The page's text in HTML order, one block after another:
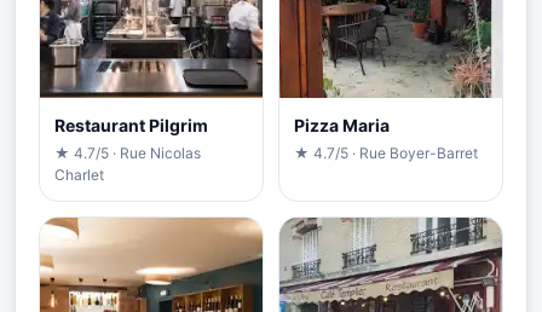
Restaurant Pilgrim
★ 4.7/5 · Rue Nicolas
Charlet
Pizza Maria
★ 4.7/5 · Rue Boyer-Barret